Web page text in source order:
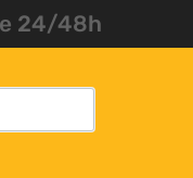
24/48h